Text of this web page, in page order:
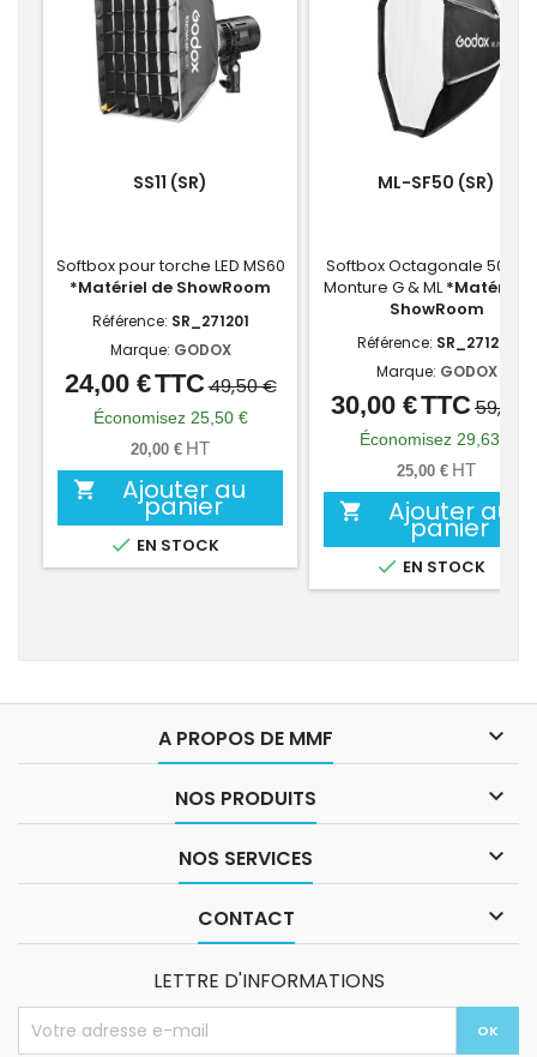
SS11 (SR)
Softbox pour torche LED MS60
*Matériel de ShowRoom
Référence: SR_271201
Marque: GODOX
Prix
Prix
de
base
24,00 €TTC49,50 €
Économisez 25,50 €
20,00 € HT
 Ajouter au
panier
 EN STOCK
ML-SF50 (SR)
Softbox Octagonale 50
Monture G & ML*Matériel
ShowRoom
Référence: SR_271282
Marque: GODOX
Prix
Prix
de
base
30,00 €TTC59,63
Économisez 29,63 €
25,00 € HT
 Ajouter au
panier
 EN STOCK
A PROPOS DE MMF 
NOS PRODUITS 
NOS SERVICES 
CONTACT 
LETTRE D'INFORMATIONS